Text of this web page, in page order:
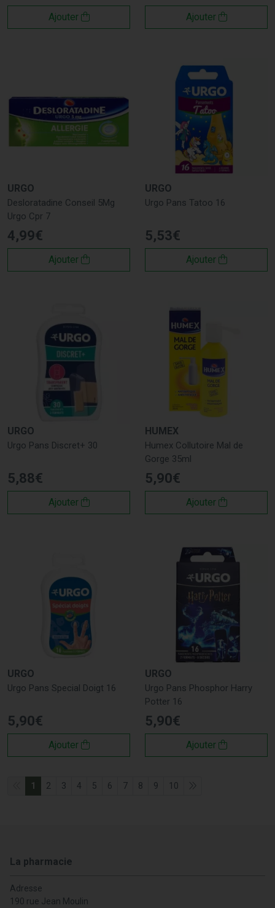
Offrez à votre peau le soin qu’elle mérite avec les solutions
Urgo, disponibles dès maintenant surPharmacie Jules
Ajouter Ajouter
URGO
Desloratadine Conseil 5Mg
Urgo Cpr 7
4,99€
Ajouter
URGO
Urgo Pans Tatoo 16
5,53€
Ajouter
URGO
Urgo Pans Discret+ 30
5,88€
Ajouter
HUMEX
Humex Collutoire Mal de
Gorge 35ml
5,90€
Ajouter
URGO
Urgo Pans Special Doigt 16
5,90€
Ajouter
URGO
Urgo Pans Phosphor Harry
Potter 16
5,90€
Ajouter
1 2 3 4 5 6 7 8 9 10
La pharmacie
Adresse
190 rue Jean Moulin